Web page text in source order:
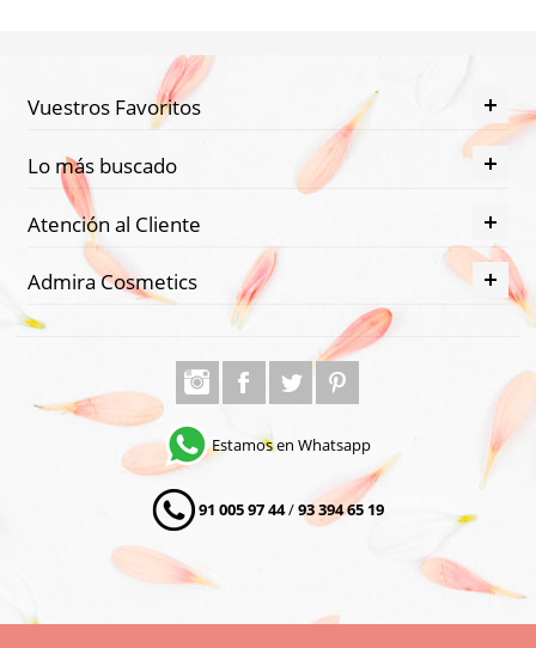
Vuestros Favoritos
Lo más buscado
Atención al Cliente
Admira Cosmetics
Estamos en Whatsapp
91 005 97 44/93 394 65 19